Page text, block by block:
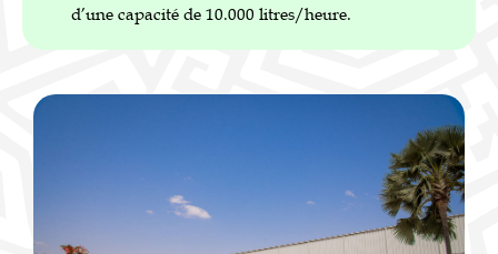
d’une capacité de 10.000 litres/heure.